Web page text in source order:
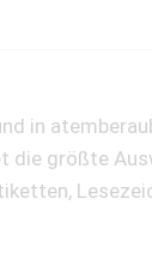
in
größte